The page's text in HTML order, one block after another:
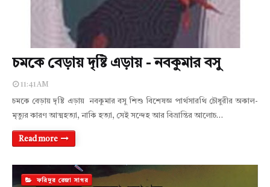
চমকে বেড়ায় দৃষ্টি এড়ায় - নবকুমার বসু
11:41 AM
চমকে বেড়ায় দৃষ্টি এড়ায় নবকুমার বসু শিশু বিশেষজ্ঞ পার্থসারথি চৌধুরীর অকাল-
মৃত্যুর কারণ আত্মহত্যা, নাকি হত্যা, সেই সন্দেহ আর বিভ্রান্তির আলোচ…
Read more
ফরিদুর রেজা সাগর